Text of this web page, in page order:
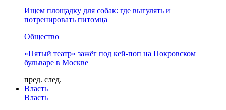
Ищем площадку для собак: где выгулять и
потренировать питомца
Общество
«Пятый театр» зажёг под кей-поп на Покровском
бульваре в Москве
пред. след.
Власть
Власть